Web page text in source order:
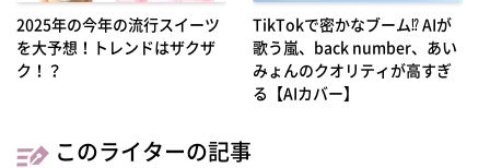
2025年の今年の流行スイーツ
を大予想！トレンドはザクザ
ク！？
TikTokで密かなブーム⁉ AIが
歌う嵐、back number、あい
みょんのクオリティが高すぎ
る【AIカバー】
このライターの記事